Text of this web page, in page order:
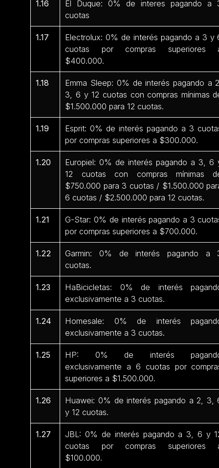
1.16
El Duque: 0% de interes pagando a
cuotas
1.17
Electrolux: 0% de interés pagando a 3 y
cuotas por compras superiores
$400.000.
1.18
Emma Sleep: 0% de interés pagando a
3, 6 y 12 cuotas con compras mínimas
$1.500.000 para 12 cuotas.
1.19
Esprit: 0% de interés pagando a 3
por compras superiores a $300.000.
1.20
Europiel: 0% de interés pagando a 3, 6
12 cuotas con compras mínimas
$750.000 para 3 cuotas / $1.500.000
6 cuotas / $2.500.000 para 12 cuotas.
1.21
G-Star: 0% de interés pagando a 3
por compras superiores a $700.000.
1.22
Garmin: 0% de interés pagando a
cuotas.
1.23
HaBicicletas: 0% de interés
exclusivamente a 3 cuotas.
1.24
Homesale: 0% de interés
exclusivamente a 3 cuotas.
1.25
HP: 0% de interés
exclusivamente a 6 cuotas por
superiores a $1.500.000.
1.26
Huawei: 0% de interés pagando a 2, 3,
y 12 cuotas.
1.27
JBL: 0% de interés pagando a 3, 6 y
cuotas por compras superiores
$100.000.